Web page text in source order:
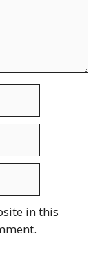
in this